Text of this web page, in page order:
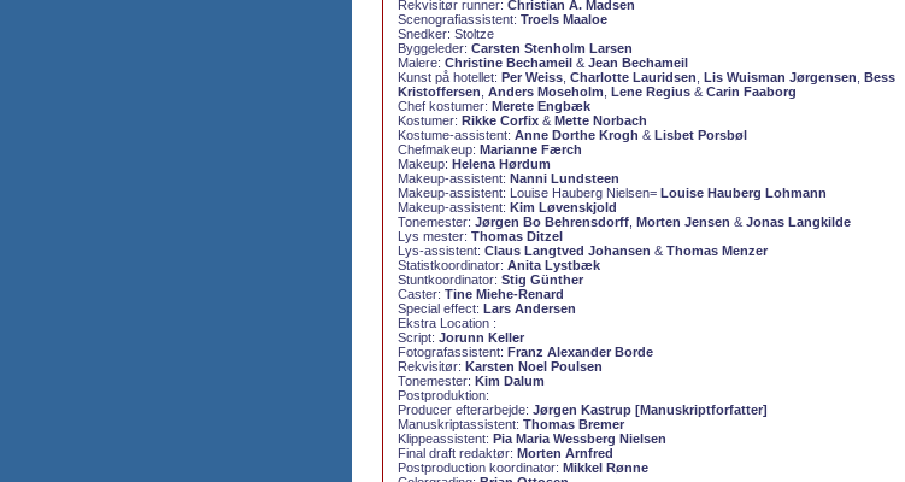
Rekvisitør runner: Christian A. Madsen
Scenografiassistent: Troels Maaloe
Snedker: Stoltze
Byggeleder: Carsten Stenholm Larsen
Malere: Christine Bechameil & Jean Bechameil
Kunst på hotellet: Per Weiss Charlotte Lauridsen Lis Wuisman Jørgensen Bess
Kristoffersen Anders Moseholm Lene Regius & Carin Faaborg
Chef kostumer: Merete Engbæk
Kostumer: Rikke Corfix & Mette Norbach
Kostume-assistent: Anne Dorthe Krogh & Lisbet Porsbøl
Chefmakeup: Marianne Færch
Makeup: Helena Hørdum
Makeup-assistent: Nanni Lundsteen
Makeup-assistent: Louise Hauberg Nielsen= Louise Hauberg Lohmann
Makeup-assistent: Kim Løvenskjold
Tonemester: Jørgen Bo Behrensdorff Morten Jensen & Jonas Langkilde
Lys mester: Thomas Ditzel
Lys-assistent: Claus Langtved Johansen & Thomas Menzer
Statistkoordinator: Anita Lystbæk
Stuntkoordinator: Stig Günther
Caster: Tine Miehe-Renard
Special effect: Lars Andersen
Ekstra Location :
Script: Jorunn Keller
Fotografassistent: Franz Alexander Borde
Rekvisitør: Karsten Noel Poulsen
Tonemester: Kim Dalum
Postproduktion:
Producer efterarbejde: Jørgen Kastrup [Manuskriptforfatter]
Manuskriptassistent: Thomas Bremer
Klippeassistent: Pia Maria Wessberg Nielsen
Final draft redaktør: Morten Arnfred
Postproduction koordinator: Mikkel Rønne